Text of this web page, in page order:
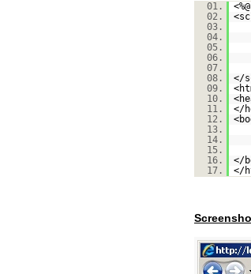
01.
02.
03.
04.
05.
06.
07.
08.
</
09.
10.
11.
</
12.
13.
14.
15.
16.
</
17.
</